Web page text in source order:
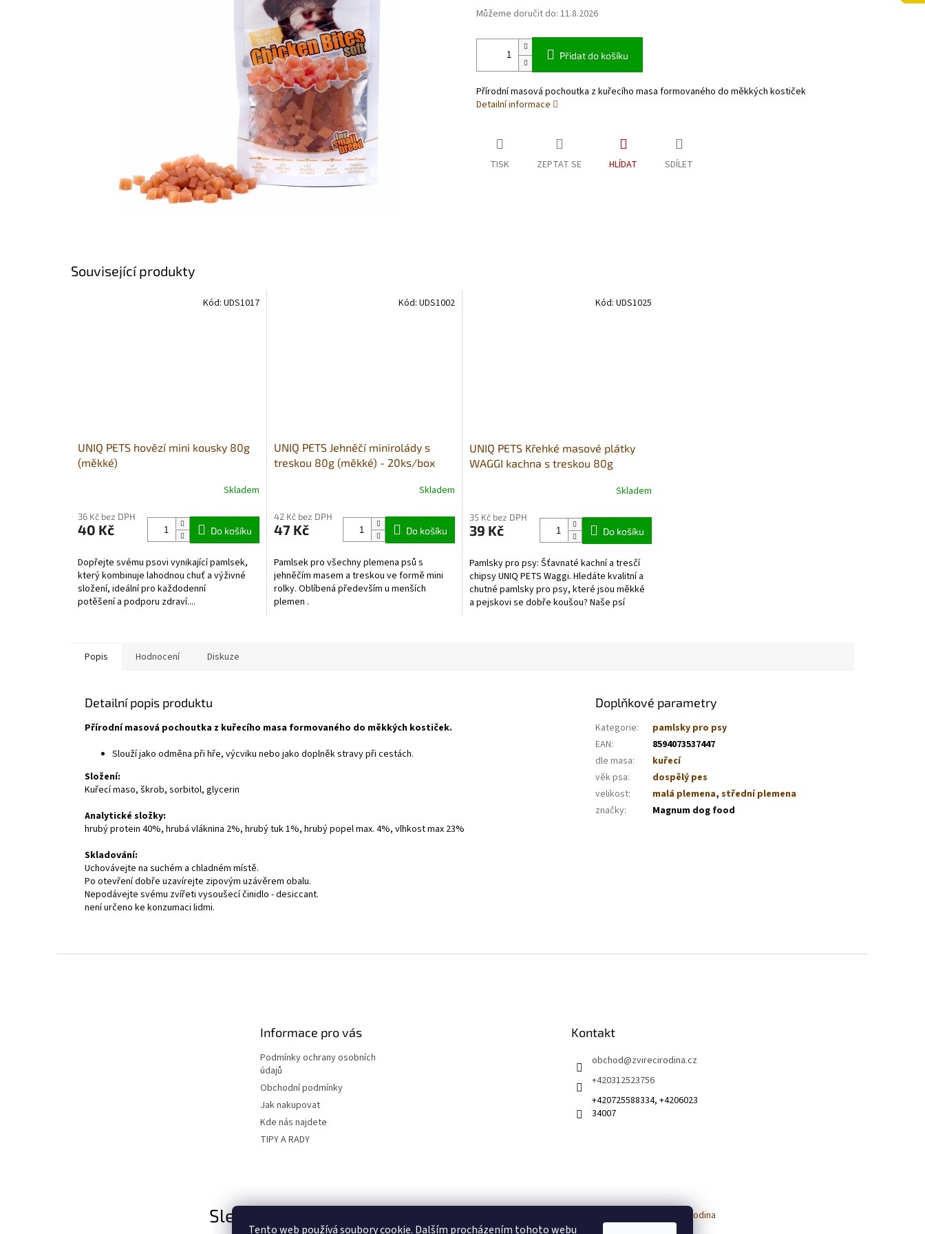
Tento web používá soubory cookie. Dalším procházením tohoto webu
Můžeme doručit do: 11.8.2026
Přidat do košíku
Přírodní masová pochoutka z kuřecího masa formovaného do měkkých kostiček
Detailní informace
TISK ZEPTAT SE HLÍDAT SDÍLET
Související produkty
UNIQ PETS hovězí mini kousky 80g
(měkké)
Skladem
36 Kč bez DPH
40 Kč Do košíku
Dopřejte svému psovi vynikající pamlsek,
který kombinuje lahodnou chuť a výživné
složení, ideální pro každodenní
potěšení a podporu zdraví....
Kód: UDS1017
UNIQ PETS Jehněčí minirolády s
treskou 80g (měkké) - 20ks/box
Skladem
42 Kč bez DPH
47 Kč Do košíku
Pamlsek pro všechny plemena psů s
jehněčím masem a treskou ve formě mini
rolky. Oblíbená především u menších
plemen .
Kód: UDS1002
UNIQ PETS Křehké masové plátky
WAGGI kachna s treskou 80g
Skladem
35 Kč bez DPH
39 Kč Do košíku
Pamlsky pro psy: Šťavnaté kachní a tresčí
chipsy UNIQ PETS Waggi. Hledáte kvalitní a
chutné pamlsky pro psy, které jsou měkké
a pejskovi se dobře koušou? Naše psí
Kód: UDS1025
Popis Hodnocení Diskuze
Detailní popis produktu
Přírodní masová pochoutka z kuřecího masa formovaného do měkkých kostiček.
Slouží jako odměna při hře, výcviku nebo jako doplněk stravy při cestách.
Složení:
Kuřecí maso, škrob, sorbitol, glycerin
Analytické složky:
hrubý protein 40%, hrubá vláknina 2%, hrubý tuk 1%, hrubý popel max. 4%, vlhkost max 23%
Skladování:
Uchovávejte na suchém a chladném místě.
Po otevření dobře uzavírejte zipovým uzávěrem obalu.
Nepodávejte svému zvířeti vysoušecí činidlo - desiccant.
není určeno ke konzumaci lidmi.
Doplňkové parametry
Kategorie:
pamlsky pro psy
EAN:
8594073537447
dle masa:
kuřecí
věk psa:
dospělý pes
velikost: malá plemena,střední plemena
značky: Magnum dog food
Informace pro vás
Podmínky ochrany osobních
údajů
Obchodní podmínky
Jak nakupovat
Kde nás najdete
TIPY A RADY
Kontakt
obchod@zvirecirodina.cz
+420312523756
+420725588334, +4206023
34007
Sledujte nás na sociálních sítích